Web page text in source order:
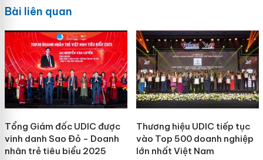
Bài liên quan
Tổng Giám đốc UDIC được
vinh danh Sao Đỏ - Doanh
nhân trẻ tiêu biểu 2025
Thương hiệu UDIC tiếp tục
vào Top 500 doanh nghiệp
lớn nhất Việt Nam